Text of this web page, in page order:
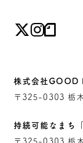
株式会社GOOD
〒325-0303 栃
持続可能なまち
〒325-0303 栃